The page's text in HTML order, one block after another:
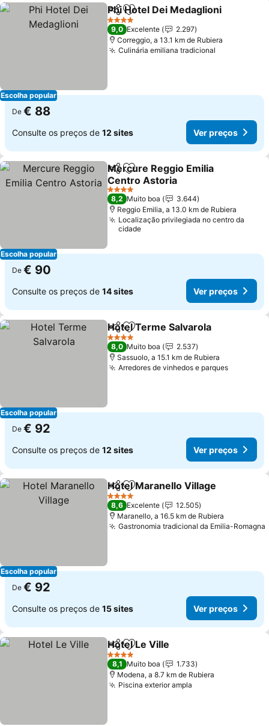
Escolha popular
PartilharAdicionar aos favoritos
Phi Hotel Dei Medaglioni
4 Estrelas
9,0 Excelente
2.297
Correggio, a 13.1 km de Rubiera
Culinária emiliana tradicional
De € 88
Consulte os preços de 12 sites Ver preços
Escolha popular
PartilharAdicionar aos favoritos
Mercure Reggio Emilia
Centro Astoria
4 Estrelas
8,2 Muito boa
3.644
Reggio Emilia, a 13.0 km de Rubiera
Localização privilegiada no centro da
cidade
De € 90
Consulte os preços de 14 sites Ver preços
Escolha popular
PartilharAdicionar aos favoritos
Hotel Terme Salvarola
4 Estrelas
8,0 Muito boa
2.537
Sassuolo, a 15.1 km de Rubiera
Arredores de vinhedos e parques
De € 92
Consulte os preços de 12 sites Ver preços
Escolha popular
PartilharAdicionar aos favoritos
Hotel Maranello Village
4 Estrelas
8,6 Excelente
12.505
Maranello, a 16.5 km de Rubiera
Gastronomia tradicional da Emilia-Romagna
De € 92
Consulte os preços de 15 sites Ver preços
PartilharAdicionar aos favoritos
Hotel Le Ville
4 Estrelas
8,1 Muito boa
1.733
Modena, a 8.7 km de Rubiera
Piscina exterior ampla